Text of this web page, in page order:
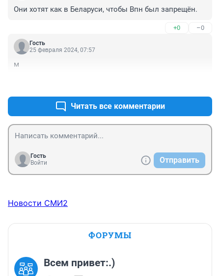
Они хотят как в Беларуси, чтобы Впн был запрещён.
+0 –0
Гость
25 февраля 2024, 07:57
м
Читать все комментарии
Гость
Войти
Отправить
Новости СМИ2
ФОРУМЫ
Всем привет:.)